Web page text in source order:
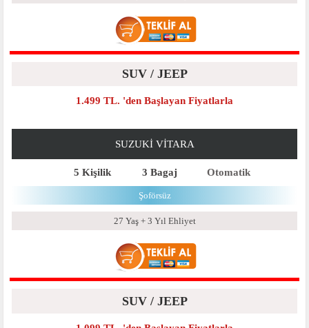
SUV / JEEP
1.499 TL. 'den Başlayan Fiyatlarla
SUZUKI VITARA
5 Kişilik 3 Bagaj Otomatik
Şoförsüz
27 Yaş + 3 Yıl Ehliyet
SUV / JEEP